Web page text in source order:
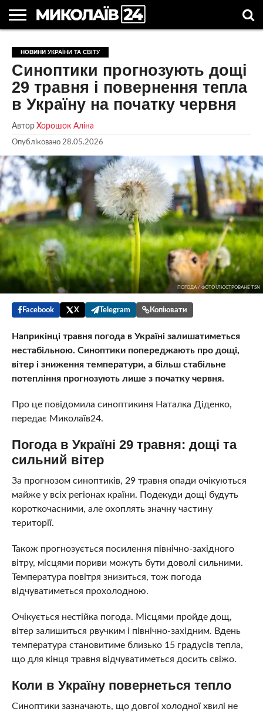
НОВИНИ
НОВИНИ
МИКОЛАЄВА
МИКОЛАЇВСЬКА
ОБЛАСТЬ
НОВИНИ
СПОРТУ
УКРАЇНА
ТА СВІТ
НОВИНИ
КОМПАНІЙ
АСТРОЛОГІЯ
СВЯТА
В
УКРАЇНІ
КОРИСНІ
СТАТТІ
НОВИНИ УКРАЇНИ ТА СВІТУ
Синоптики прогнозують дощі
29 травня і повернення тепла
в Україну на початку червня
Автор Хорошок Аліна
Опубліковано 28.05.2026
ПОГОДА / ФОТО ІЛЮСТРОВАНЕ TSN
Facebook X Telegram Копіювати
Наприкінці травня погода в Україні залишатиметься
нестабільною. Синоптики попереджають про дощі,
вітер і зниження температури, а більш стабільне
потепління прогнозують лише з початку червня.
Про це повідомила синоптикиня Наталка Діденко,
передає Миколаїв24.
Погода в Україні 29 травня: дощі та
сильний вітер
За прогнозом синоптиків, 29 травня опади очікуються
майже у всіх регіонах країни. Подекуди дощі будуть
короткочасними, але охоплять значну частину
території.
Також прогнозується посилення північно-західного
вітру, місцями пориви можуть бути доволі сильними.
Температура повітря знизиться, тож погода
відчуватиметься прохолодною.
Очікується нестійка погода. Місцями пройде дощ,
вітер залишиться рвучким і північно-західним. Вдень
температура становитиме близько 15 градусів тепла,
що для кінця травня відчуватиметься досить свіжо.
Коли в Україну повернеться тепло
Синоптики зазначають, що довгої холодної хвилі не